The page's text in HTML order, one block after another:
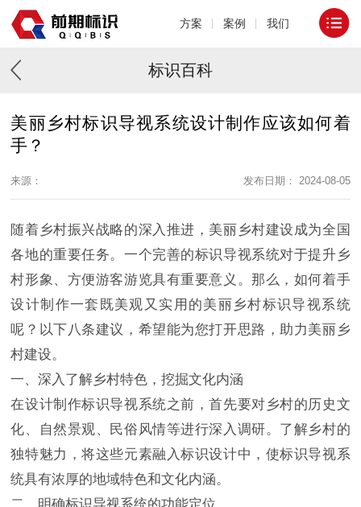
方案 案例 我们
标识百科
美丽乡村标识导视系统设计制作应该如何着
手？
来源： 发布日期： 2024-08-05
随着乡村振兴战略的深入推进，美丽乡村建设成为全国
各地的重要任务。一个完善的标识导视系统对于提升乡
村形象、方便游客游览具有重要意义。那么，如何着手
设计制作一套既美观又实用的美丽乡村标识导视系统
呢？以下八条建议，希望能为您打开思路，助力美丽乡
村建设。
一、深入了解乡村特色，挖掘文化内涵
在设计制作标识导视系统之前，首先要对乡村的历史文
化、自然景观、民俗风情等进行深入调研。了解乡村的
独特魅力，将这些元素融入标识设计中，使标识导视系
统具有浓厚的地域特色和文化内涵。